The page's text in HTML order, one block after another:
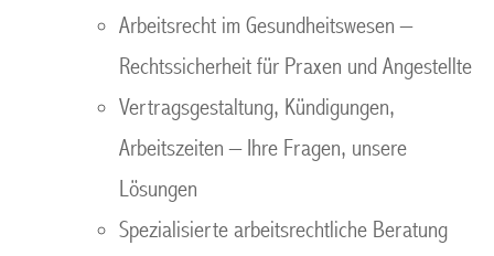
Arbeitsrecht im Gesundheitswesen –
Rechtssicherheit für Praxen und Angestellte
Vertragsgestaltung, Kündigungen,
Arbeitszeiten – Ihre Fragen, unsere
Lösungen
Spezialisierte arbeitsrechtliche Beratung